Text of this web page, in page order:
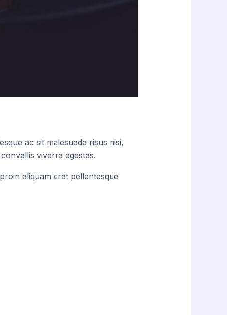
ac sit malesuada risus nisi,
viverra egestas.
aliquam erat pellentesque